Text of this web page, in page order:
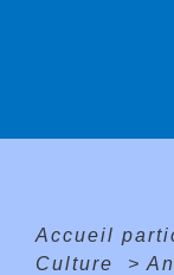
Accueil
Culture
>